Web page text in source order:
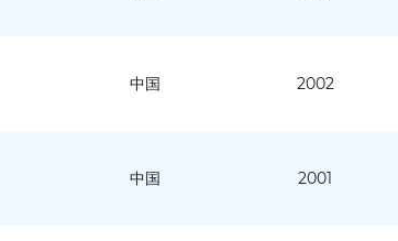
中国 2002
中国 2001